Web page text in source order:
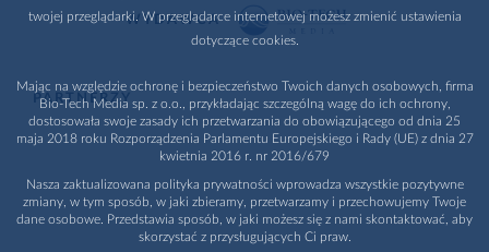
WYDAWCA
PARTNERZY
twojej przeglądarki. W przeglądarce internetowej możesz zmienić ustawienia
dotyczące cookies.
Mając na względzie ochronę i bezpieczeństwo Twoich danych osobowych, firma
Bio-Tech Media sp. z o.o., przykładając szczególną wagę do ich ochrony,
dostosowała swoje zasady ich przetwarzania do obowiązującego od dnia 25
maja 2018 roku Rozporządzenia Parlamentu Europejskiego i Rady (UE) z dnia 27
kwietnia 2016 r. nr 2016/679
Nasza zaktualizowana polityka prywatności wprowadza wszystkie pozytywne
zmiany, w tym sposób, w jaki zbieramy, przetwarzamy i przechowujemy Twoje
dane osobowe. Przedstawia sposób, w jaki możesz się z nami skontaktować, aby
skorzystać z przysługujących Ci praw.